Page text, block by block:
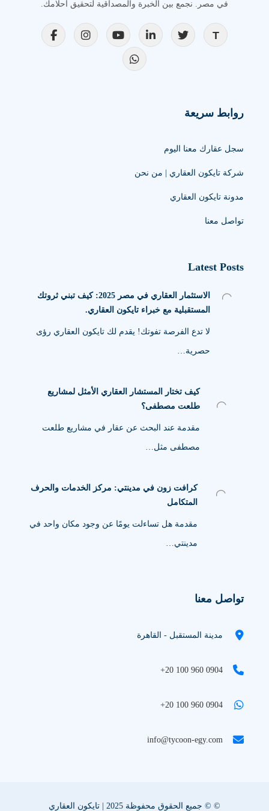
في مصر. نجمع بين الخبرة والمصداقية لتحقيق أحلامك.
روابط سريعة
سجل عقارك معنا اليوم
شركة تايكون العقاري | من نحن
مدونة تايكون العقاري
تواصل معنا
Latest Posts
الاستثمار العقاري في مصر 2025: كيف تبني ثروتك
المستقبلية مع خبراء تايكون العقاري.
لا تدع الفرصة تفوتك! يقدم لك تايكون العقاري رؤى
حصرية…
كيف تختار المستشار العقاري الأمثل لمشاريع
طلعت مصطفى؟
مقدمة عند البحث عن عقار في مشاريع طلعت
مصطفى مثل…
كرافت زون في مدينتي: مركز الخدمات والحرف
المتكامل
مقدمة هل تساءلت يومًا عن وجود مكان واحد في
مدينتي…
تواصل معنا
مدينة المستقبل - القاهرة
+20 100 960 0904
+20 100 960 0904
info@tycoon-egy.com
© © جميع الحقوق محفوظة 2025 | تايكون العقاري